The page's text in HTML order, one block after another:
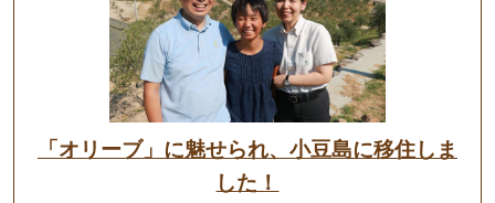
「オリーブ」に魅せられ、小豆島に移住しま
した！